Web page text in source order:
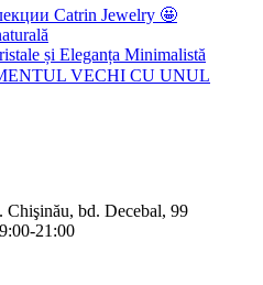
Catrin Jewelry 🤩
și Eleganța Minimalistă
VECHI CU UNUL
bd. Decebal, 99
21:00